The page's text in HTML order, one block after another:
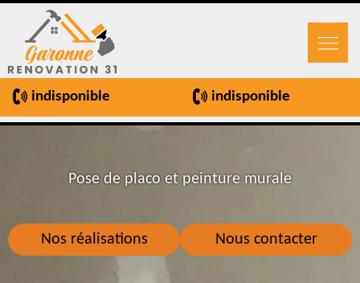
indisponible indisponible
Nos réalisations Nous contacter
Pose de placo et peinture murale